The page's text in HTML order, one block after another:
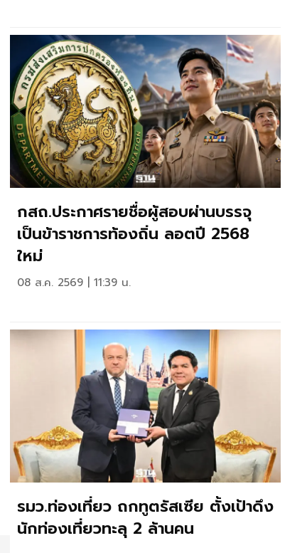
กสถ.ประกาศรายชื่อผู้สอบผ่านบรรจุ
เป็นข้าราชการท้องถิ่น ลอตปี 2568
ใหม่
08 ส.ค. 2569 | 11:39 น.
รมว.ท่องเที่ยว ถกทูตรัสเซีย ตั้งเป้าดึง
นักท่องเที่ยวทะลุ 2 ล้านคน